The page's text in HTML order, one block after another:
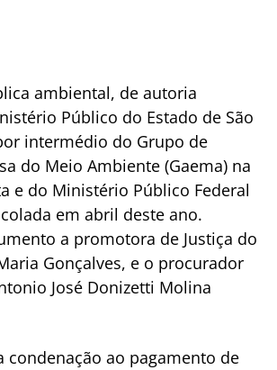
ambiental, de autoria
Público do Estado de São
intermédio do Grupo de
do Meio Ambiente (Gaema) na
e do Ministério Público Federal
em abril deste ano.
a promotora de Justiça do
Gonçalves, e o procurador
José Donizetti Molina
condenação ao pagamento de